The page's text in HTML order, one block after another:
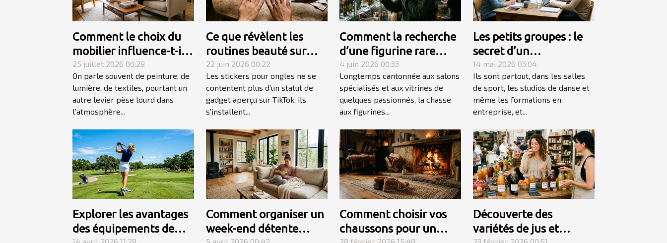
Comment le choix du
mobilier influence-t-il
l’ambiance d’une
pièce ?
25 juillet 2026 00:28
On parle souvent de peinture, de
lumière, de textiles, pourtant un
autre levier pèse lourd dans
l’atmosphère...
Ce que révèlent les
routines beauté sur
l'explosion des stickers
ongles
22 juin 2026 00:22
Les stickers pour ongles ne se
contentent plus d’un statut de
gadget aperçu sur TikTok, ils
s’installent...
Comment la recherche
d’une figurine rare
devient une quête
personnelle
4 juin 2026 00:33
Longtemps cantonnée aux salons
spécialisés et aux vitrines de
quelques passionnés, la chasse
aux figurines...
Les petits groupes : le
secret d’un
apprentissage accéléré
14 mai 2026 03:04
Ils sont partout, dans les salles
de sport, les studios de danse et
même les formations en
entreprise, et...
Explorer les avantages
des équipements de
Comment organiser un
week-end détente
Comment choisir vos
chaussons pour un
Découverte des
variétés de jus et